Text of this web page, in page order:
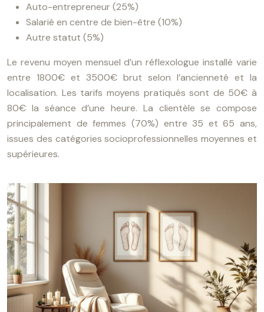
Auto-entrepreneur (25%)
Salarié en centre de bien-être (10%)
Autre statut (5%)
Le revenu moyen mensuel d’un réflexologue installé varie
entre 1800€ et 3500€ brut selon l’ancienneté et la
localisation. Les tarifs moyens pratiqués sont de 50€ à
80€ la séance d’une heure. La clientèle se compose
principalement de femmes (70%) entre 35 et 65 ans,
issues des catégories socioprofessionnelles moyennes et
supérieures.